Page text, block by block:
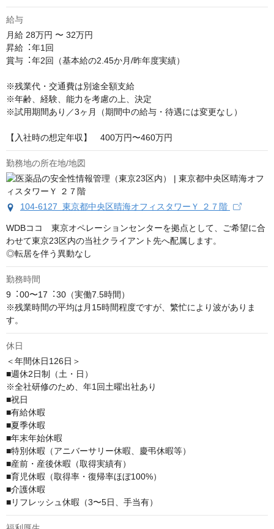
給与
月給 28万円 〜 32万円
昇給︓年1回
賞与︓年2回（基本給の2.45か⽉/昨年度実績）
※残業代・交通費は別途全額支給
※年齢、経験、能⼒を考慮の上、決定
※試用期間あり／3ヶ⽉（期間中の給与・待遇には変更なし）
【入社時の想定年収】　400万円〜460万円
勤務地の所在地/地図
104-6127 東京都中央区晴海オフィスタワーＹ ２７階
WDBココ　東京オペレーションセンターを拠点として、ご希望に合
わせて東京23区内の当社クライアント先へ配属します。
◎転居を伴う異動なし
勤務時間
9︓00〜17︓30（実働7.5時間）
※残業時間の平均は⽉15時間程度ですが、繁忙により波がありま
す。
休日
＜年間休日126日＞
■週休2日制（土・日）
※全社研修のため、年1回土曜出社あり
■祝日
■有給休暇
■夏季休暇
■年末年始休暇
■特別休暇（アニバーサリー休暇、慶弔休暇等）
■産前・産後休暇（取得実績有）
■育児休暇（取得率・復帰率ほぼ100%）
■介護休暇
■リフレッシュ休暇（3〜5日、⼿当有）